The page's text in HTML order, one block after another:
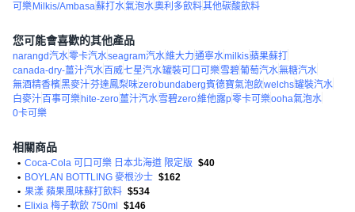
可樂 Milkis/Ambasa蘇打水氣泡水奧利多飲料其他碳酸飲料
您可能會喜歡的其他產品
narangd汽水零卡汽水seagram汽水維大力通寧水milkis蘋果蘇打
canada-dry-薑汁汽水 百威七星汽水罐裝可口可樂雪碧葡萄汽水無糖汽水
無酒精香檳黑麥汁芬達鳳梨味zerobundaberg賓德寶氣泡飲welchs罐裝汽水
白麥汁 百事可樂 hite-zero薑汁汽水雪碧zero維他露p零卡可樂ooha氣泡水
0卡可樂
相關商品
• Coca-Cola 可口可樂 日本北海道 限定版 $40
• BOYLAN BOTTLING 麥根沙士 $162
• 果漾 蘋果風味蘇打飲料 $534
• Elixia 梅子軟飲 750ml
$146